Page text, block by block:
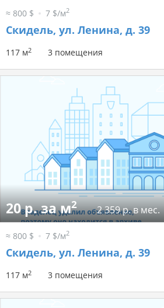
≈ 800 $ 7 $/м2
Скидель, ул. Ленина, д. 39
117 м2 3 помещения
20 р. за м2 2 359 р. в мес.
≈ 800 $ 7 $/м2
Скидель, ул. Ленина, д. 39
117 м2 3 помещения